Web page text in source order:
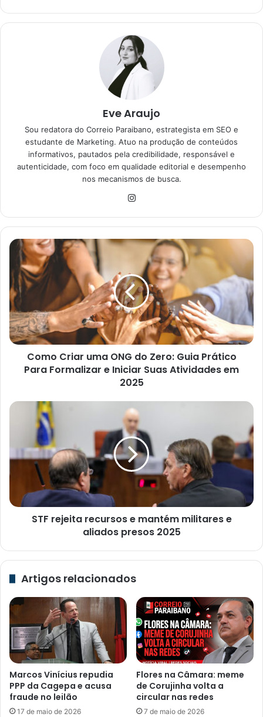
Eve Araujo
Sou redatora do Correio Paraibano, estrategista em SEO e
estudante de Marketing. Atuo na produção de conteúdos
informativos, pautados pela credibilidade, responsável e
autenticidade, com foco em qualidade editorial e desempenho
nos mecanismos de busca.
Como
Criar
uma
ONG
do
Zero:
Guia
Prático
Para
Formalizar
Atividades
Como Criar uma ONG do Zero: Guia Prático
Para Formalizar e Iniciar Suas Atividades em
2025
STF
recursos
mantém
militares
aliados
presos
STF rejeita recursos e mantém militares e
aliados presos 2025
Artigos relacionados
Marcos Vinícius repudia
PPP da Cagepa e acusa
fraude no leilão
17 de maio de 2026
Flores na Câmara: meme
de Corujinha volta a
circular nas redes
7 de maio de 2026